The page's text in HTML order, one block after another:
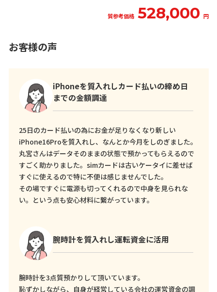
質参考価格 528,000 円
お客様の声
iPhoneを質入れしカード払いの締め日
までの金額調達
25日のカード払いの為にお金が足りなくなり新しい
iPhone16Proを質入れし、なんとか今月をしのぎました。
丸宮さんはデータそのままの状態で預かってもらえるので
すごく助かりました。simカードは古いケータイに差せば
すぐに使えるので特に不便は感じませんでした。
その場ですぐに電源も切ってくれるので中身を見られな
い。という点も安心材料に繋がっています。
腕時計を質入れし運転資金に活用
腕時計を3点質預かりして頂いています。
恥ずかしながら、自身が経営している会社の運営資金の調